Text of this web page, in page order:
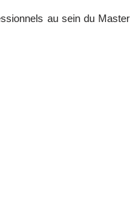
au sein du Master